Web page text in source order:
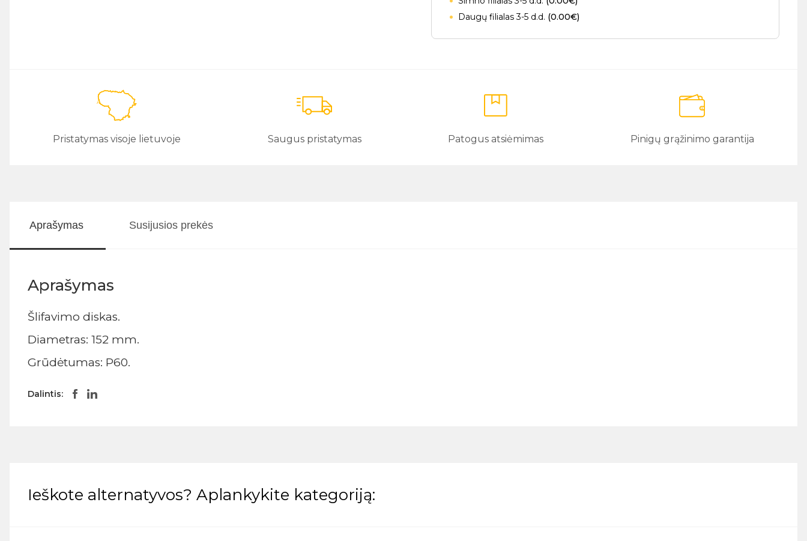
Daugų filialas 3-5 d.d. (0.00€)
Pristatymas visoje lietuvoje Saugus pristatymas Patogus atsiėmimas Pinigų grąžinimo garantija
Aprašymas Susijusios prekės
Aprašymas
Šlifavimo diskas.
Diametras: 152 mm.
Grūdėtumas: P60.
Dalintis:
Ieškote alternatyvos? Aplankykite kategoriją: